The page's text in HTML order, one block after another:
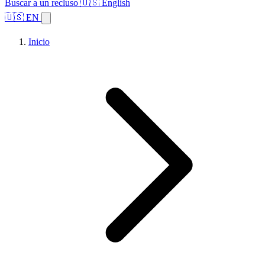
Buscar a un recluso 🇺🇸 English
🇺🇸 EN
Inicio